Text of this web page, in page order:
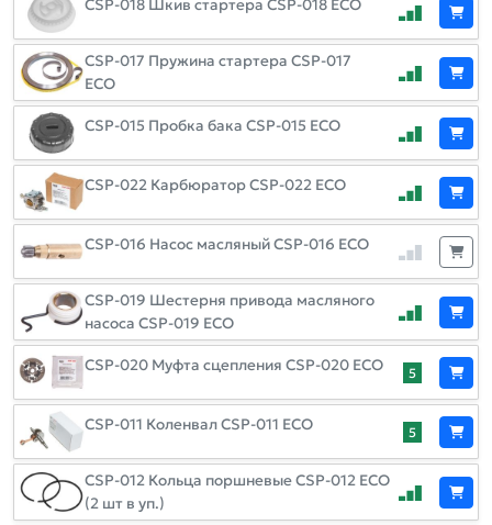
CSP-018 Шкив стартера CSP-018 ECO
CSP-017 Пружина стартера CSP-017
ECO
CSP-015 Пробка бака CSP-015 ECO
CSP-022 Карбюратор CSP-022 ECO
CSP-016 Насос масляный CSP-016 ECO
CSP-019 Шестерня привода масляного
насоса CSP-019 ECO
CSP-020 Муфта сцепления CSP-020 ECO 5
CSP-011 Коленвал CSP-011 ECO 5
CSP-012 Кольца поршневые CSP-012 ECO
(2 шт в уп.)